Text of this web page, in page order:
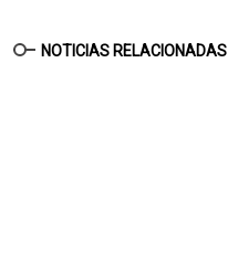
NOTICIAS RELACIONADAS